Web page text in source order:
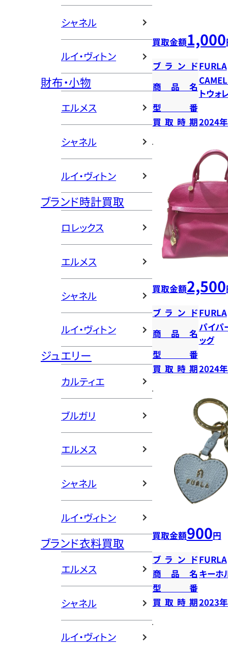
シャネル
ルイ・ヴィトン
財布・小物
エルメス
シャネル
ルイ・ヴィトン
ブランド時計買取
ロレックス
エルメス
シャネル
ルイ・ヴィトン
ジュエリー
カルティエ
ブルガリ
エルメス
シャネル
ルイ・ヴィトン
ブランド衣料買取
エルメス
シャネル
ルイ・ヴィトン
買取金額1,000
ブランドFURLA
商品名
トウォ
型番
買取時期2024
買取金額2,500
ブランドFURLA
商品名
パイ
ッグ
型番
買取時期2024
買取金額900円
ブランドFURLA
商品名 キーホ
型番
買取時期2023